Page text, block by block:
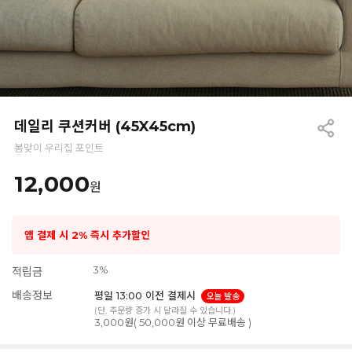
데일리 쿠션커버 (45X45cm)
봄맞이 우리집 포인트
12,000원
앱 결제 시 2% 즉시 추가할인
적립금 3%
배송정보 평일 13:00 이전 결제시
오늘 발송
(단, 주문량 증가 시 달라질 수 있습니다.)
3,000원( 50,000원 이상 무료배송 )